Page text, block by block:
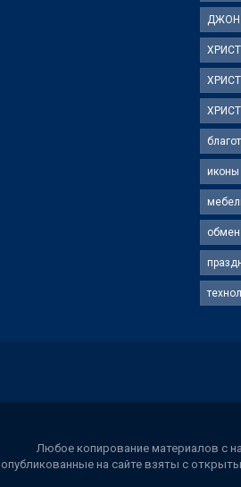
ДЖОН
иконы
обмен
Любое копирование материалов с
на сайте взяты с